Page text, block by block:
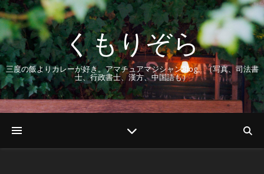
くもりぞら
三度の飯よりカレーが好き。アマチュアマジシャンBlog。（写真、司法書
士、行政書士、漢方、中国語も）